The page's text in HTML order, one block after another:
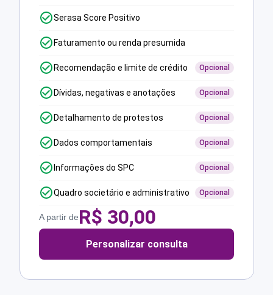
Serasa Score Positivo
Faturamento ou renda presumida
Recomendação e limite de crédito Opcional
Dívidas, negativas e anotações Opcional
Detalhamento de protestos Opcional
Dados comportamentais Opcional
Informações do SPC Opcional
Quadro societário e administrativo Opcional
A partir deR$ 30,00
Personalizar consulta